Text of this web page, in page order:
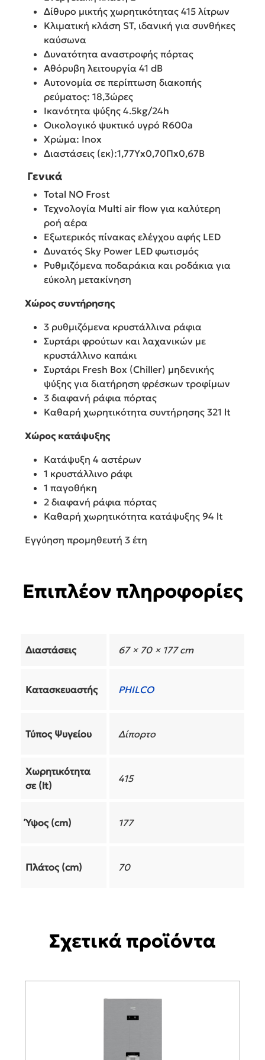
Δίθυρο μικτής χωρητικότητας 415 λίτρων
Κλιματική κλάση ST, ιδανική για συνθήκες
καύσωνα
Δυνατότητα αναστροφής πόρτας
Αθόρυβη λειτουργία 41 dB
Αυτονομία σε περίπτωση διακοπής
ρεύματος: 18,3ώρες
Ικανότητα ψύξης 4.5kg/24h
Οικολογικό ψυκτικό υγρό R600a
Χρώμα: Inox
Διαστάσεις (εκ):1,77Υx0,70Πx0,67Β
Γενικά
Total NO Frost
Τεχνολογία Multi air flow για καλύτερη
ροή αέρα
Εξωτερικός πίνακας ελέγχου αφής LED
Δυνατός Sky Power LED φωτισμός
Ρυθμιζόμενα ποδαράκια και ροδάκια για
εύκολη μετακίνηση
Χώρος συντήρησης
3 ρυθμιζόμενα κρυστάλλινα ράφια
Συρτάρι φρούτων και λαχανικών με
κρυστάλλινο καπάκι
Συρτάρι Fresh Box (Chiller) μηδενικής
ψύξης για διατήρηση φρέσκων τροφίμων
3 διαφανή ράφια πόρτας
Καθαρή χωρητικότητα συντήρησης 321 lt
Χώρος κατάψυξης
Κατάψυξη 4 αστέρων
1 κρυστάλλινο ράφι
1 παγοθήκη
2 διαφανή ράφια πόρτας
Καθαρή χωρητικότητα κατάψυξης 94 lt
Εγγύηση προμηθευτή 3 έτη
Επιπλέον πληροφορίες
Διαστάσεις 67 × 70 × 177 cm
Κατασκευαστής PHILCO
Τύπος Ψυγείου Δίπορτο
Χωρητικότητα
σε (lt)
415
Ύψος (cm) 177
Πλάτος (cm) 70
Σχετικά προϊόντα